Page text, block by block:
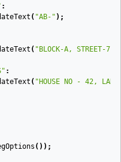
:
( "AB-" );
( "BLOCK-A, STREET-7,
:
( "HOUSE NO - 42, LANE
());